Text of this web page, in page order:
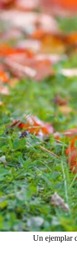
Un ejemplar